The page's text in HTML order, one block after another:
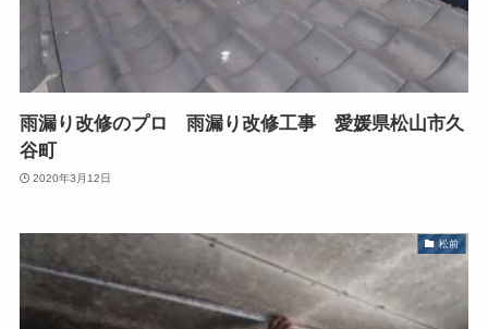
雨漏り改修のプロ 雨漏り改修工事 愛媛県松山市久
谷町
2020年3月12日
松前